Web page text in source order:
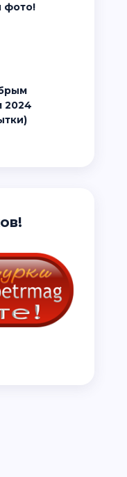
фото!
2024